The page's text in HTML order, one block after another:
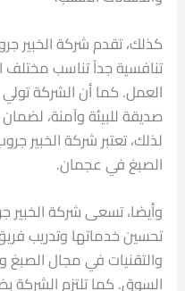
كذلك، تقدم شركة الخبير
تنافسية جداً تناسب مختلف
العمل. كما أن الشركة
صديقة للبيئة وآمنة،
لذلك، تعتبر شركة الخبير
الصبغ في عجمان.
وأيضا، تسعى شركة الخبير
تحسين خدماتها وتدريب
والتقنيات في مجال الصبغ
السوق. كما تلتزم الشركة